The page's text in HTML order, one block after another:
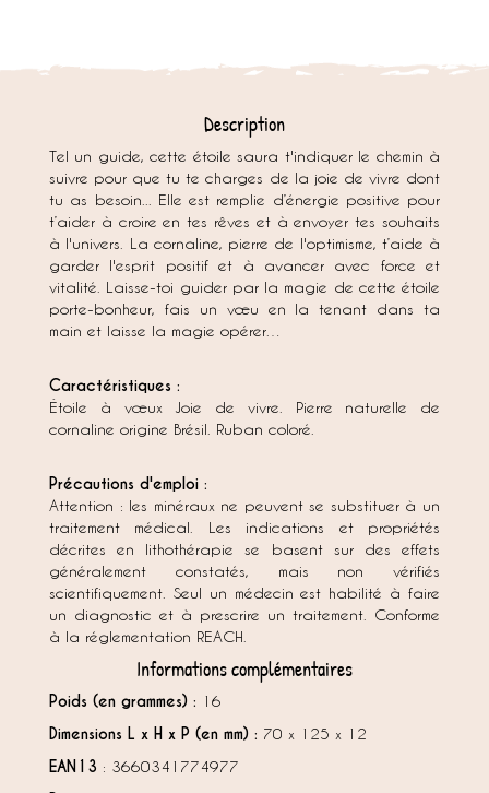
Description
Tel un guide, cette étoile saura t'indiquer le chemin à
suivre pour que tu te charges de la joie de vivre dont
tu as besoin... Elle est remplie d’énergie positive pour
t’aider à croire en tes rêves et à envoyer tes souhaits
à l'univers. La cornaline, pierre de l'optimisme, t’aide à
garder l'esprit positif et à avancer avec force et
vitalité. Laisse-toi guider par la magie de cette étoile
porte-bonheur, fais un vœu en la tenant dans ta
main et laisse la magie opérer…
Caractéristiques :
Étoile à vœux Joie de vivre. Pierre naturelle de
cornaline origine Brésil. Ruban coloré.
Précautions d'emploi :
Attention : les minéraux ne peuvent se substituer à un
traitement médical. Les indications et propriétés
décrites en lithothérapie se basent sur des effets
généralement constatés, mais non vérifiés
scientifiquement. Seul un médecin est habilité à faire
un diagnostic et à prescrire un traitement. Conforme
à la réglementation REACH.
Informations complémentaires
Poids (en grammes) : 16
Dimensions L x H x P (en mm) : 70 x 125 x 12
EAN13 : 3660341774977